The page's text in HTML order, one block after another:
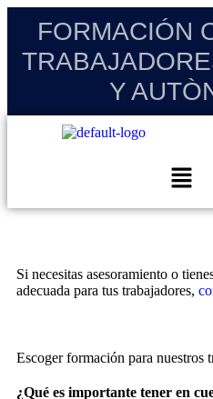
FORMACIÓN
Y
Si necesitas asesoramiento o
adecuada para tus trabajadores,
Escoger formación para nuestros
¿Qué es importante tener en